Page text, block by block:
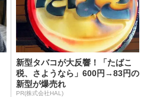
新型タバコが大反響！「たばこ
税、さようなら」600円→83円の
新型が爆売れ
PR(株式会社HAL)